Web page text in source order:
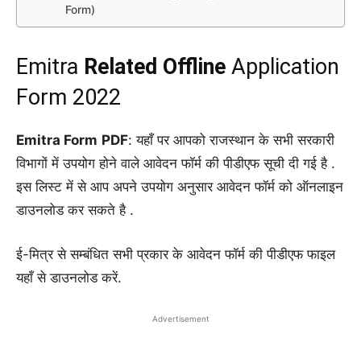
Form)
Emitra Related Offline Application
Form 2022
Emitra Form PDF: यहाँ पर आपको राजस्थान के सभी सरकारी
विभागों में उपयोग होने वाले आवेदन फॉर्म की पीडीएफ सूची दी गई है .
इस लिस्ट में से आप अपने उपयोग अनुसार आवेदन फॉर्म को ऑनलाइन
डाउनलोड कर सकते है .
ई-मित्र से सम्बंधित सभी प्रकार के आवेदन फॉर्म की पीडीएफ फाइल
यहाँ से डाउनलोड करें.
Advertisement